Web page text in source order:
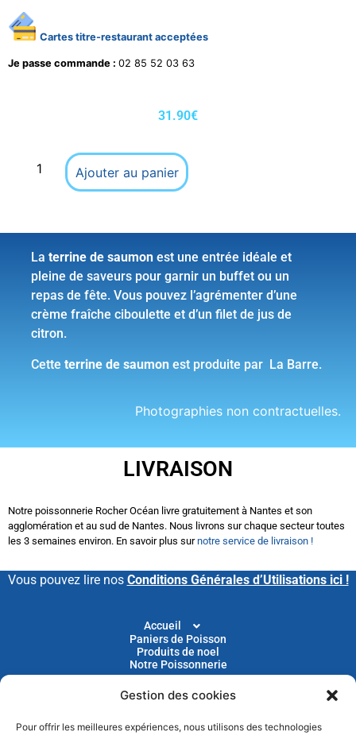
Gestion des cookies
Pour offrir les meilleures expériences, nous utilisons des technologies
Cartes titre-restaurant acceptées
Je passe commande : 02 85 52 03 63
31.90€
Ajouter au panier
Laterrine de saumon est une entrée idéale et
pleine de saveurs pour garnir un buffet ou un
repas de fête. Vous pouvez l’agrémenter d’une
crème fraîche ciboulette et d’un filet de jus de
citron.
Cetteterrine de saumon est produite par La Barre.
Photographies non contractuelles.
LIVRAISON
Notre poissonnerie Rocher Océan livre gratuitement à Nantes et son
agglomération et au sud de Nantes. Nous livrons sur chaque secteur toutes
les 3 semaines environ. En savoir plus surnotre service de livraison !
Vous pouvez lire nos Conditions Générales d’Utilisations ici !
Accueil
Paniers de Poisson
Produits de noel
Notre Poissonnerie
Livraison
Blog